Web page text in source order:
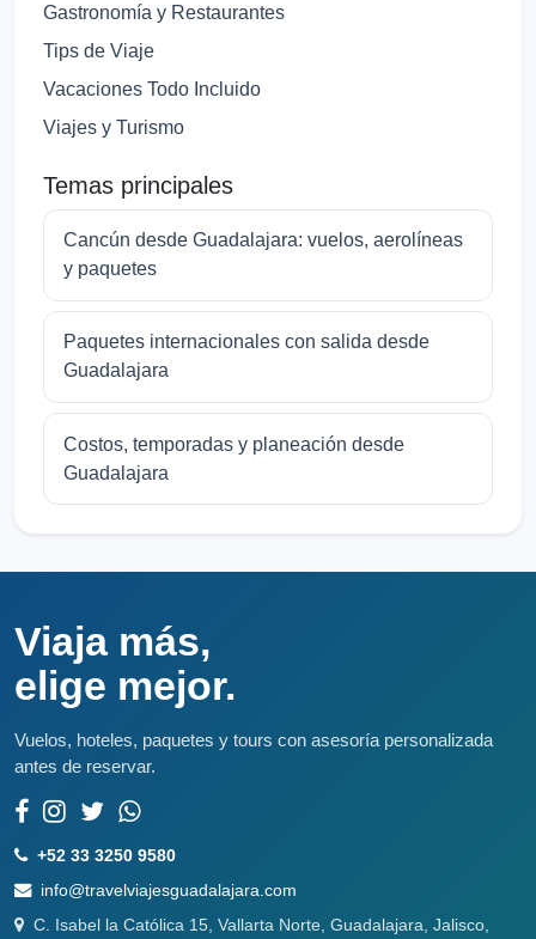
Gastronomía y Restaurantes
Tips de Viaje
Vacaciones Todo Incluido
Viajes y Turismo
Temas principales
Cancún desde Guadalajara: vuelos, aerolíneas
y paquetes
Paquetes internacionales con salida desde
Guadalajara
Costos, temporadas y planeación desde
Guadalajara
Viaja más,
elige mejor.
Vuelos, hoteles, paquetes y tours con asesoría personalizada
antes de reservar.
+52 33 3250 9580
info@travelviajesguadalajara.com
C. Isabel la Católica 15, Vallarta Norte, Guadalajara, Jalisco,